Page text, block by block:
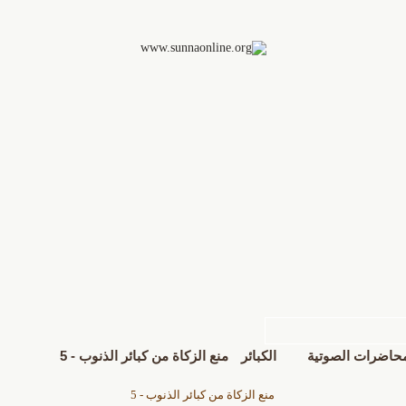
الصوتية الكبائر منع الزكاة من كبائر الذنوب - 5
منع الزكاة من كبائر الذنوب - 5